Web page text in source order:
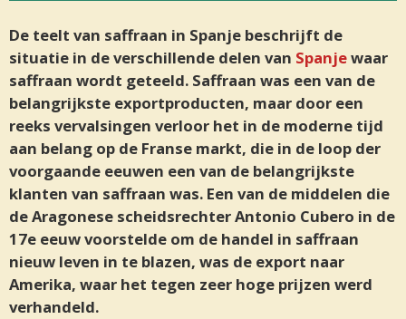
De teelt van saffraan in Spanje beschrijft de
situatie in de verschillende delen van Spanjewaar
saffraan wordt geteeld. Saffraan was een van de
belangrijkste exportproducten, maar door een
reeks vervalsingen verloor het in de moderne tijd
aan belang op de Franse markt, die in de loop der
voorgaande eeuwen een van de belangrijkste
klanten van saffraan was. Een van de middelen die
de Aragonese scheidsrechter Antonio Cubero in de
17e eeuw voorstelde om de handel in saffraan
nieuw leven in te blazen, was de export naar
Amerika, waar het tegen zeer hoge prijzen werd
verhandeld.